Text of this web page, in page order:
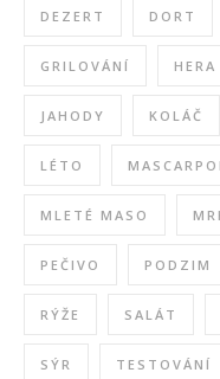
DEZERT DORT
GRILOVÁNÍ HERA
JAHODY KOLÁČ
LÉTO
MLETÉ MASO
PEČIVO PODZIM
RÝŽE SALÁT
SÝR TESTOVÁNÍ